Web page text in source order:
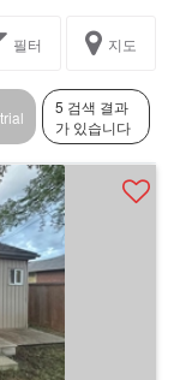
과제
필터 지도
5 검색 결과
가 있습니다